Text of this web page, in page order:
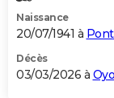
Naissance
20/07/1941 à
Décès
03/03/2026 à